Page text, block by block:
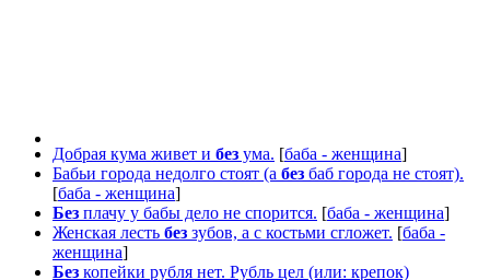
Добрая кума живет и без ума. [баба - женщина]
Бабьи города недолго стоят (а без баб города не стоят).
[баба - женщина]
Без плачу у бабы дело не спорится. [баба - женщина]
Женская лесть без зубов, а с костьми сгложет. [баба -
женщина]
Без копейки рубля нет. Рубль цел (или: крепок)